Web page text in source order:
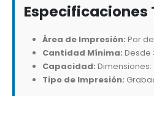
Especificaciones
Área de Impresión: Por
Cantidad Mínima: Desde
Capacidad: Dimensiones:
Tipo de Impresión: